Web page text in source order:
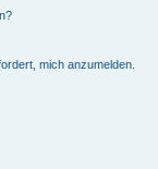
mich anzumelden.